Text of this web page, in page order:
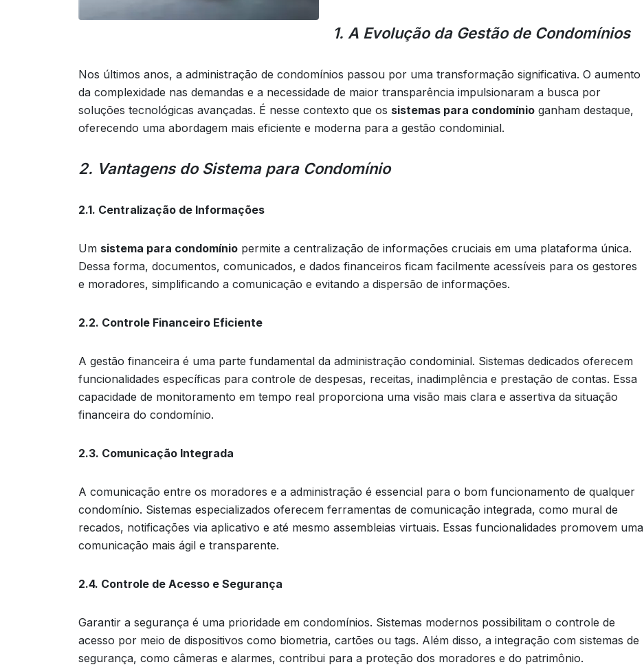
1. A Evolução da Gestão de Condomínios
Nos últimos anos, a administração de condomínios passou por uma transformação significativa. O aumento
da complexidade nas demandas e a necessidade de maior transparência impulsionaram a busca por
soluções tecnológicas avançadas. É nesse contexto que os sistemas para condomínio ganham destaque,
oferecendo uma abordagem mais eficiente e moderna para a gestão condominial.
2. Vantagens do Sistema para Condomínio
2.1. Centralização de Informações
Um sistema para condomínio permite a centralização de informações cruciais em uma plataforma única.
Dessa forma, documentos, comunicados, e dados financeiros ficam facilmente acessíveis para os gestores
e moradores, simplificando a comunicação e evitando a dispersão de informações.
2.2. Controle Financeiro Eficiente
A gestão financeira é uma parte fundamental da administração condominial. Sistemas dedicados oferecem
funcionalidades específicas para controle de despesas, receitas, inadimplência e prestação de contas. Essa
capacidade de monitoramento em tempo real proporciona uma visão mais clara e assertiva da situação
financeira do condomínio.
2.3. Comunicação Integrada
A comunicação entre os moradores e a administração é essencial para o bom funcionamento de qualquer
condomínio. Sistemas especializados oferecem ferramentas de comunicação integrada, como mural de
recados, notificações via aplicativo e até mesmo assembleias virtuais. Essas funcionalidades promovem uma
comunicação mais ágil e transparente.
2.4. Controle de Acesso e Segurança
Garantir a segurança é uma prioridade em condomínios. Sistemas modernos possibilitam o controle de
acesso por meio de dispositivos como biometria, cartões ou tags. Além disso, a integração com sistemas de
segurança, como câmeras e alarmes, contribui para a proteção dos moradores e do patrimônio.